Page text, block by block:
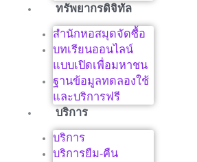
ทรัพยากรดิจิทัล
สำนักหอสมุดจัดซื้อ
บทเรียนออนไลน์
แบบเปิดเพื่อมหาชน
ฐานข้อมูลทดลองใช้
และบริการฟรี
บริการ
บริการ
บริการยืม-คืน